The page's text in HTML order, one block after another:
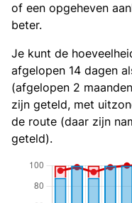
of een opgeheven
beter.
Je kunt de
afgelopen 14 dagen
(afgelopen 2
zijn geteld, met
de route (daar zijn
geteld).